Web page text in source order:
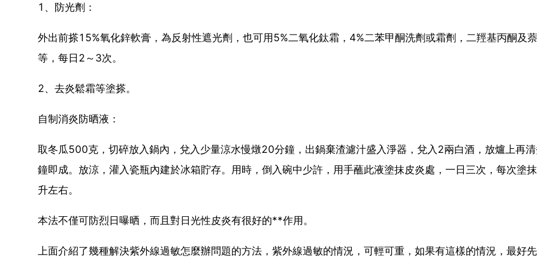
1、防光劑：
外出前搽15%氧化鋅軟膏，為反射性遮光劑，也可用5%二氧化鈦霜，4%二苯甲酮洗劑或霜劑，二羥基丙酮及
等，每日2～3次。
2、去炎鬆霜等塗搽。
自制消炎防晒液：
取冬瓜500克，切碎放入鍋內，兌入少量涼水慢燉20分鐘，出鍋棄渣濾汁盛入淨器，兌入2兩白酒，放爐上再
鐘即成。放涼，灌入瓷瓶內建於冰箱貯存。用時，倒入碗中少許，用手蘸此液塗抹皮炎處，一日三次，每次塗
升左右。
本法不僅可防烈日曝晒，而且對日光性皮炎有很好的**作用。
上面介紹了幾種解決紫外線過敏怎麼辦問題的方法，紫外線過敏的情況，可輕可重，如果有這樣的情況，最好